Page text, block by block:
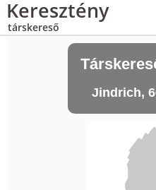
Keresztény
társkereső
Jindrich,